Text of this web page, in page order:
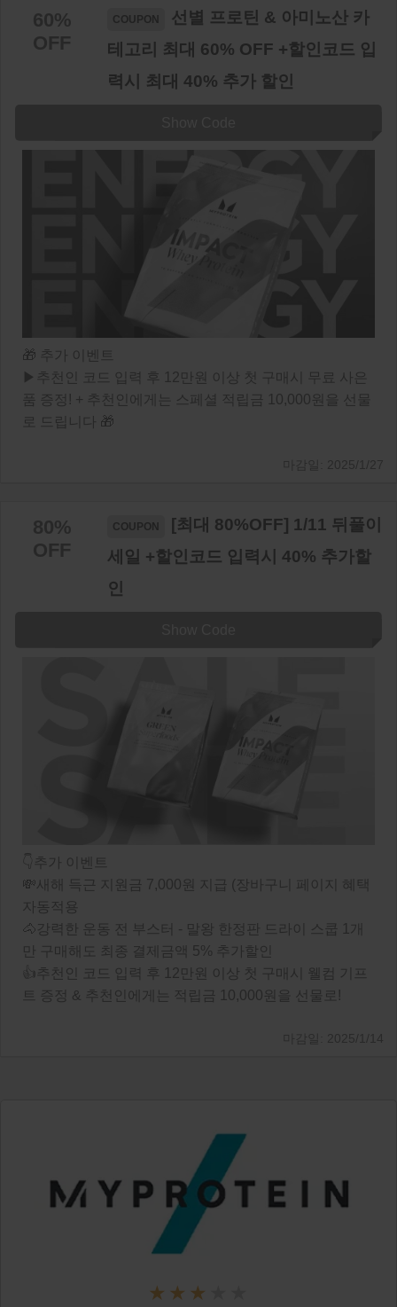
60%
OFF
선별 프로틴 & 아미노산 카
테고리 최대 60% OFF +할인코드 입
력시 최대 40% 추가 할인
🎁 추가 이벤트
▶추천인 코드 입력 후 12만원 이상 첫 구매시 무료 사은
품 증정! + 추천인에게는 스페셜 적립금 10,000원을 선물
로 드립니다 🎁
80%
OFF
[최대 80%OFF] 1/11 뒤풀이
세일 +할인코드 입력시 40% 추가할
인
👇추가 이벤트
💸새해 득근 지원금 7,000원 지급 (장바구니 페이지 혜택
자동적용
🐴강력한 운동 전 부스터 - 말왕 한정판 드라이 스쿱 1개
만 구매해도 최종 결제금액 5% 추가할인
👍추천인 코드 입력 후 12만원 이상 첫 구매시 웰컴 기프
트 증정 & 추천인에게는 적립금 10,000원을 선물로!